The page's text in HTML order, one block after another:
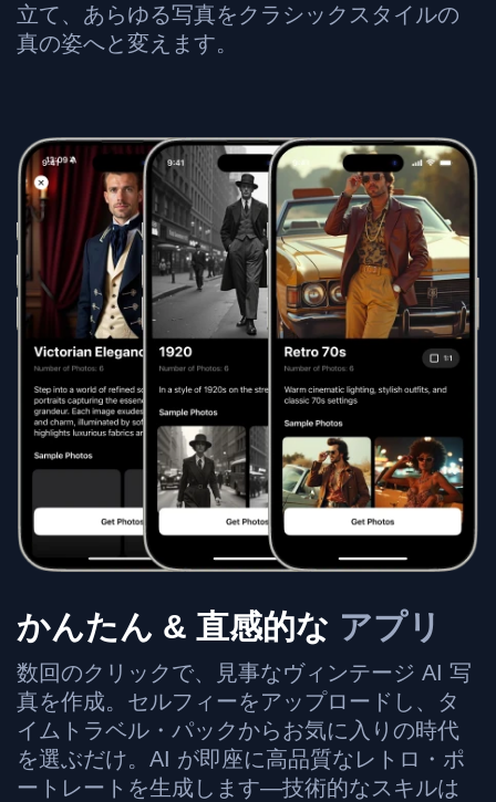
立て、あらゆる写真をクラシックスタイルの
真の姿へと変えます。
かんたん & 直感的な アプリ
数回のクリックで、見事なヴィンテージ AI 写
真を作成。セルフィーをアップロードし、タ
イムトラベル・パックからお気に入りの時代
を選ぶだけ。AI が即座に高品質なレトロ・ポ
ートレートを生成します—技術的なスキルは